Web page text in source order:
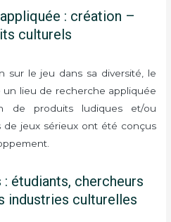
: création –
culturels
sur le jeu dans sa diversité, le
lieu de recherche appliquée
de produits ludiques et/ou
de jeux sérieux ont été conçus
étudiants, chercheurs
industries culturelles